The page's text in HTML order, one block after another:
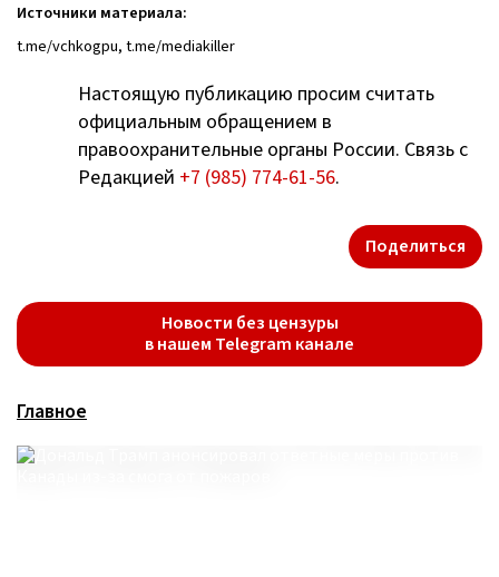
Источники материала:
t.me/vchkogpu, t.me/mediakiller
Настоящую публикацию просим считать
официальным обращением в
правоохранительные органы России. Связь с
Редакцией +7 (985) 774-61-56.
Поделиться
Новости без цензуры
в нашем Telegram канале
Главное